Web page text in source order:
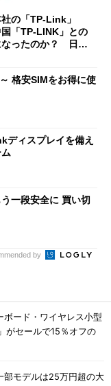
社の「TP-Link」
「TP-LINK」との
なったのか？ 日本
格安SIMをお得に使
ディスプレイを備え
一段安全に 買い切
by
ボード・ワイヤレス小型
がセールで15％オフの
部モデルは25万円超の大